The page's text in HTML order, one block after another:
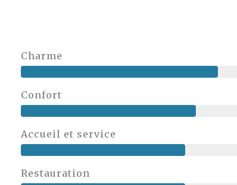
Charme
Confort
Accueil et service
Restauration